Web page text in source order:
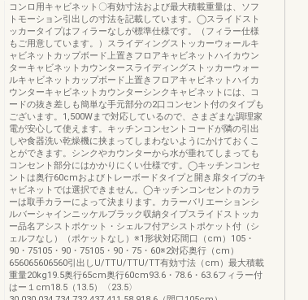
コンロ用キャビネット〇有効寸法および最大積載重量は、ソフ
トモーション引出しの寸法を記載しています。◯スライドスト
ッカータイプはフィラーなしが標準仕様です。（フィラー仕様
もご用意しています。）スライディングストッカーウォールキ
ャビネットカップボード上置きフロアキャビネットハイカウン
ターキャビネットカウンタースライディングストッカーウォー
ルキャビネットカップボード上置きフロアキャビネットハイカ
ウンターキャビネットカウンターシンクキャビネットには、コ
ードの抜き差しも簡単な手元部分の2口コンセント付のタイプも
ございます。1,500Wまで対応しているので、さまざまな調理家
電が安心して使えます。キッチンコンセントコードが隣の引出
しや食器洗い乾燥機に挟まってしまわないようにかけておくこ
とができます。シンクやカウンターから水が垂れてしまっても
コンセント部分にはかかりにくい仕様です。◯キッチンコンセ
ントは奥行60cmおよびトレーボードタイプと開き扉タイプのキ
ャビネットでは選択できません。◯キッチンコンセントのカラ
ーは取手カラーによって決まります。カラーバリエーションシ
ルバーシャインニッケルブラック収納タイプスライドストッカ
ー品名アシストポケット・シェルフ付アシストポケット付（シ
ェルフなし）（ポケットなし）※1形状対応間口（cm）105・
90・75105・90・75105・90・75・60※2対応奥行（cm）
656065606560引出しU/TTU/TTU/TT有効寸法（cm）最大積載
重量20kg19.5奥行65cm奥行60cm93.6・78.6・63.6フィラー付
はー１cm18.5（13.5）〈23.5〉